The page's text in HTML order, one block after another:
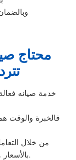
محتاج
خدمة صيانه
فالخبرة والوقت
من خلال
بالأسعار والحصول على خدمة عالية الجودة.